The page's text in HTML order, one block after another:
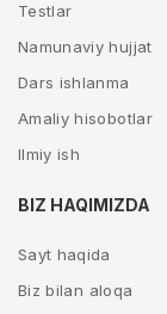
Testlar
Namunaviy hujjat
Dars ishlanma
Amaliy hisobotlar
Ilmiy ish
BIZ HAQIMIZDA
Sayt haqida
Biz bilan aloqa